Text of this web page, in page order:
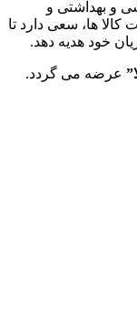
و بهداشتی و
ها، سعی دارد تا
خود هدیه دهد.
عرضه می گردد.